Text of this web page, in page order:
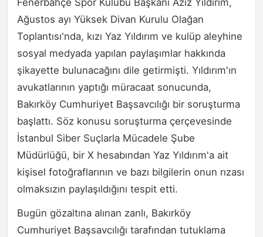
Fenerbahçe Spor Kulübü Başkanı Aziz Yıldırım,
Ağustos ayı Yüksek Divan Kurulu Olağan
Toplantısı'nda, kızı Yaz Yıldırım ve kulüp aleyhine
sosyal medyada yapılan paylaşımlar hakkında
şikayette bulunacağını dile getirmişti. Yıldırım'ın
avukatlarının yaptığı müracaat sonucunda,
Bakırköy Cumhuriyet Başsavcılığı bir soruşturma
başlattı. Söz konusu soruşturma çerçevesinde
İstanbul Siber Suçlarla Mücadele Şube
Müdürlüğü, bir X hesabından Yaz Yıldırım'a ait
kişisel fotoğraflarının ve bazı bilgilerin onun rızası
olmaksızın paylaşıldığını tespit etti.
Bugün gözaltına alınan zanlı, Bakırköy
Cumhuriyet Başsavcılığı tarafından tutuklama